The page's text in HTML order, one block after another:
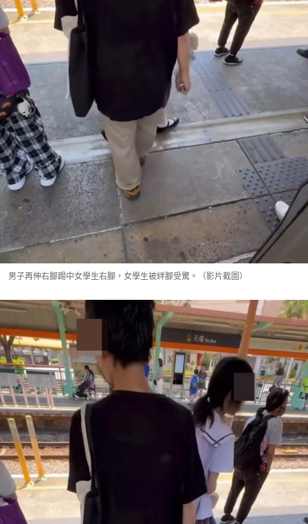
男子再伸右腳踢中女學生右腳，女學生被絆腳受驚。（影片截圖）